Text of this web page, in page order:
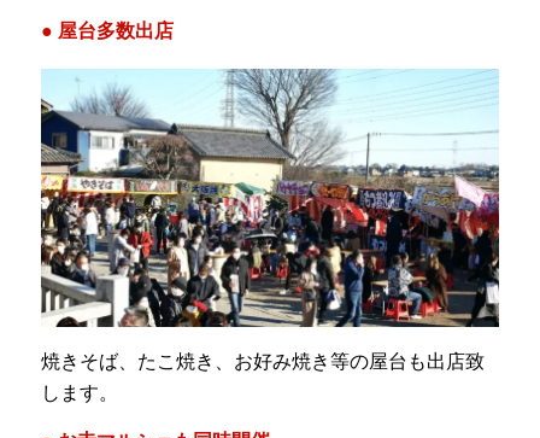
● 屋台多数出店
焼きそば、たこ焼き、お好み焼き等の屋台も出店致
します。